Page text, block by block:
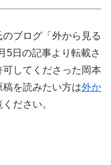
ブログ「外から見る
5日の記事より転載さ
してくださった岡本
を読みたい方は外か
ださい。